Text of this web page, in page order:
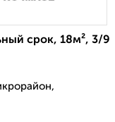
срок, 18м², 3/9